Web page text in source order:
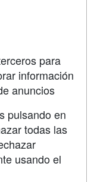
EN:
para
información
anuncios
pulsando en
todas las
usando el